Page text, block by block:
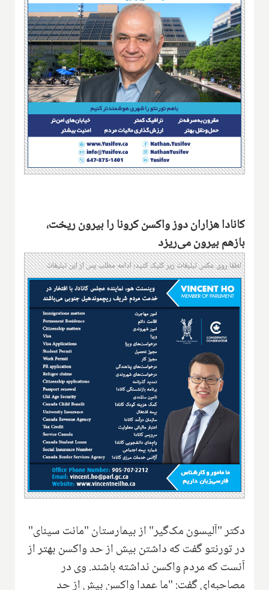
کانادا هزاران دوز واکسن کرونا را بیرون ریخت،
بازهم بیرون می‌ریزد
لطفا روی عکس تبلیغات زیر کلیک کنید؛ ادامه مطلب پس از این تبلیغات
دکتر "آلیسون مک‌گیر" از بیمارستان "مانت سینای"
در تورنتو گفت که داشتن بیش از حد واکسن بهتر از
آنست که مردم واکسن نداشته باشند. وی در
مصاحبه‌ای گفت: "ما عمدا واکسن بیش از حد